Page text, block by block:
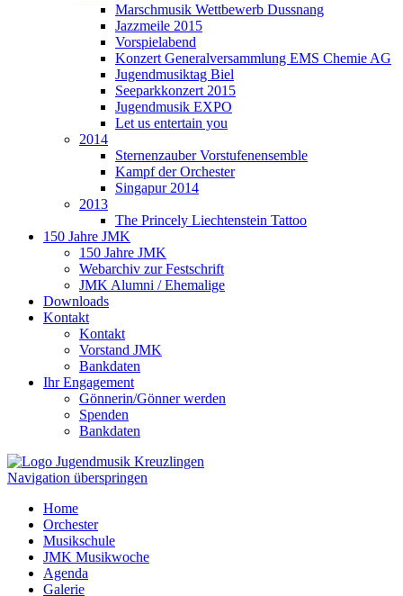
Marschmusik Wettbewerb Dussnang
Jazzmeile 2015
Vorspielabend
Konzert Generalversammlung EMS Chemie AG
Jugendmusiktag Biel
Seeparkkonzert 2015
Jugendmusik EXPO
Let us entertain you
2014
Sternenzauber Vorstufenensemble
Kampf der Orchester
Singapur 2014
2013
The Princely Liechtenstein Tattoo
150 Jahre JMK
150 Jahre JMK
Webarchiv zur Festschrift
JMK Alumni / Ehemalige
Downloads
Kontakt
Kontakt
Vorstand JMK
Bankdaten
Ihr Engagement
Gönnerin/Gönner werden
Spenden
Bankdaten
Navigation überspringen
Home
Orchester
Musikschule
JMK Musikwoche
Agenda
Galerie